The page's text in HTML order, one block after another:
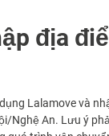
địa
Lalamove và
Nghệ An. Lưu ý